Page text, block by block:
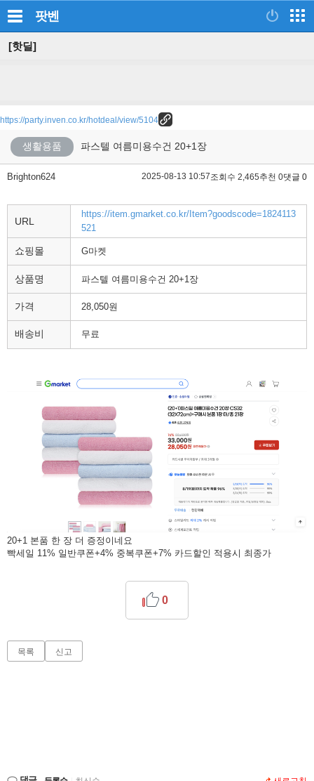
팟벤
[핫딜]
https://party.inven.co.kr/hotdeal/view/5104
생활용품 파스텔 여름미용수건 20+1장
Brighton624 2025-08-13 10:57조회수 2,465추천 0댓글 0
URL
https://item.gmarket.co.kr/Item?goodscode=1824113
521
쇼핑몰 G마켓
상품명 파스텔 여름미용수건 20+1장
가격 28,050원
배송비 무료
20+1 본품 한 장 더 증정이네요
빡세일 11% 일반쿠폰+4% 중복쿠폰+7% 카드할인 적용시 최종가
0
목록 신고